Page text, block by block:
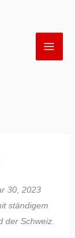
30, 2023
ständigem
der Schweiz.